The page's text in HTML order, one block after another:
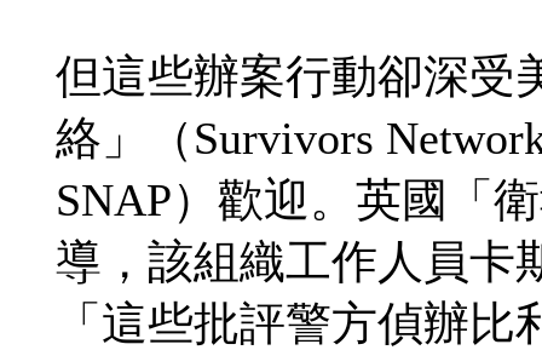
但這些辦案行動卻深受
絡」（Survivors
SNAP）歡迎。英國「
導，該組織工作人員卡
「這些批評警方偵辦